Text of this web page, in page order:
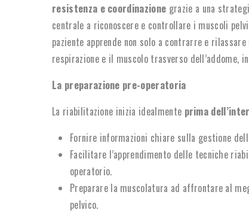
resistenza e coordinazione grazie a una
centrale a riconoscere e controllare i muscoli
paziente apprende non solo a contrarre e
respirazione e il muscolo trasverso
La preparazione pre-operatoria
La riabilitazione inizia idealmente prima
Fornire informazioni chiare sulla gestione
Facilitare l’apprendimento delle tecniche
operatorio.
Preparare la muscolatura ad affrontare al
pelvico.